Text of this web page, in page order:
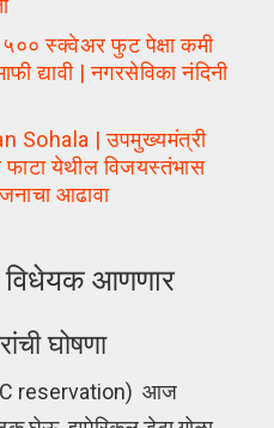
स्क्वेअर फुट पेक्षा कमी
द्यावी | नगरसेविका नंदिनी
Sohala | उपमुख्यमंत्री
येथील विजयस्तंभास
आढावा
विधेयक आणणार
घोषणा
reservation) आज